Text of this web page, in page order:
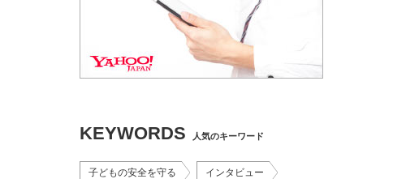
KEYWORDS 人気のキーワード
子どもの安全を守る インタビュー